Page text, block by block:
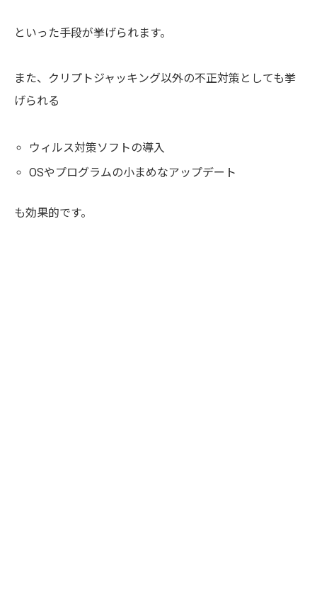
といった手段が挙げられます。
また、クリプトジャッキング以外の不正対策としても挙
げられる
ウィルス対策ソフトの導入
OSやプログラムの小まめなアップデート
も効果的です。